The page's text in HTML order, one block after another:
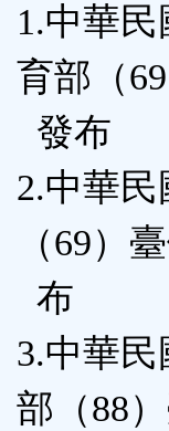
按
鈕
區
1.中華
育部（
發布
2.中華
（69）
布
3.中華
部（88